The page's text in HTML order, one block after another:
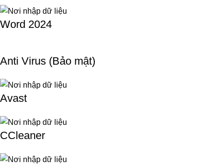
Word 2024
Anti Virus (Bảo mật)
Avast
CCleaner